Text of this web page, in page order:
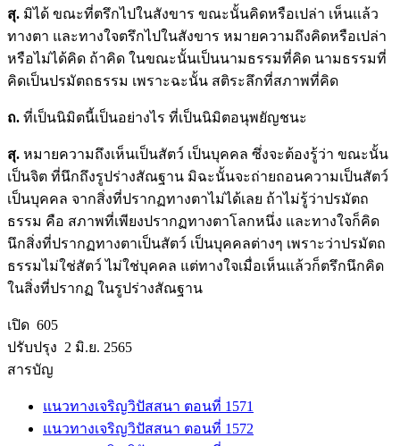
สุ. มิได้ ขณะที่ตรึกไปในสังขาร ขณะนั้นคิดหรือเปล่า เห็นแล้ว
ทางตา และทางใจตรึกไปในสังขาร หมายความถึงคิดหรือเปล่า
หรือไม่ได้คิด ถ้าคิด ในขณะนั้นเป็นนามธรรมที่คิด นามธรรมที่
คิดเป็นปรมัตถธรรม เพราะฉะนั้น สติระลึกที่สภาพที่คิด
ถ. ที่เป็นนิมิตนี้เป็นอย่างไร ที่เป็นนิมิตอนุพยัญชนะ
สุ. หมายความถึงเห็นเป็นสัตว์ เป็นบุคคล ซึ่งจะต้องรู้ว่า ขณะนั้น
เป็นจิต ที่นึกถึงรูปร่างสัณฐาน มิฉะนั้นจะถ่ายถอนความเป็นสัตว์
เป็นบุคคล จากสิ่งที่ปรากฏทางตาไม่ได้เลย ถ้าไม่รู้ว่าปรมัตถ
ธรรม คือ สภาพที่เพียงปรากฏทางตาโลกหนึ่ง และทางใจก็คิด
นึกสิ่งที่ปรากฏทางตาเป็นสัตว์ เป็นบุคคลต่างๆ เพราะว่าปรมัตถ
ธรรมไม่ใช่สัตว์ ไม่ใช่บุคคล แต่ทางใจเมื่อเห็นแล้วก็ตรึกนึกคิด
ในสิ่งที่ปรากฏ ในรูปร่างสัณฐาน
เปิด 605
ปรับปรุง 2 มิ.ย. 2565
สารบัญ
แนวทางเจริญวิปัสสนา ตอนที่ 1571
แนวทางเจริญวิปัสสนา ตอนที่ 1572